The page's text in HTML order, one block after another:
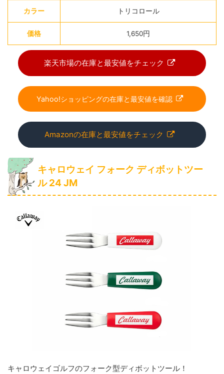
カラー トリコロール
価格 1,650円
楽天市場の在庫と最安値をチェック
Yahoo!ショッピングの在庫と最安値を確認
Amazonの在庫と最安値をチェック
キャロウェイ フォーク ディボットツー
ル 24 JM
キャロウェイゴルフのフォーク型ディボットツール！